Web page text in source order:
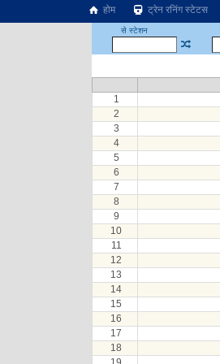
होम ट्रेन रनिंग स्टेटस
से स्टेशन
1
2
3
4
5
6
7
8
9
10
11
12
13
14
15
16
17
18